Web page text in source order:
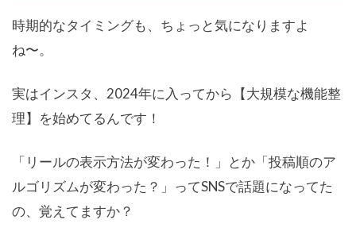
時期的なタイミングも、ちょっと気になりますよ
ね〜。
実はインスタ、2024年に入ってから【大規模な機能整
理】を始めてるんです！
「リールの表示方法が変わった！」とか「投稿順のア
ルゴリズムが変わった？」ってSNSで話題になってた
の、覚えてますか？